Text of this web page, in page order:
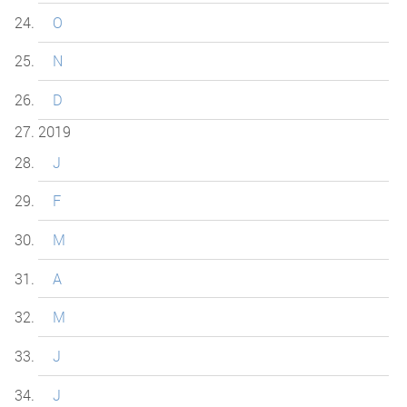
O
N
D
2019
J
F
M
A
M
J
J